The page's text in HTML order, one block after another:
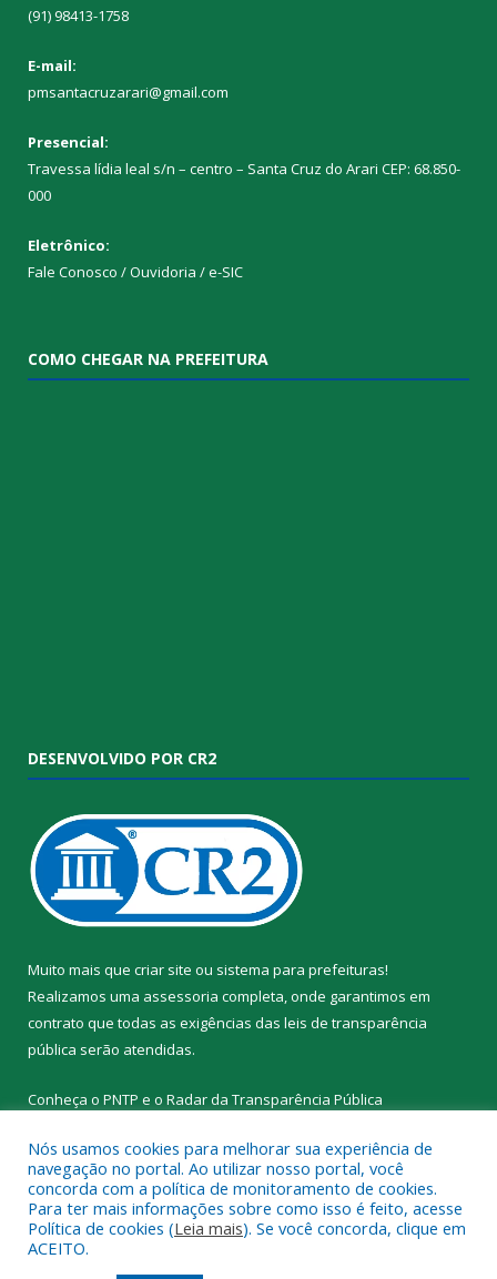
(91) 98413-1758
E-mail:
pmsantacruzarari@gmail.com
Presencial:
Travessa lídia leal s/n – centro – Santa Cruz do Arari CEP: 68.850-
000
Eletrônico:
Fale Conosco / Ouvidoria / e-SIC
COMO CHEGAR NA PREFEITURA
DESENVOLVIDO POR CR2
Muito mais que criar site ou sistema para prefeituras!
Realizamos uma assessoria completa, onde garantimos em
contrato que todas as exigências das leis de transparência
pública serão atendidas.
Conheça o PNTP e o Radar da Transparência Pública
Todos os direitos reservados a Prefeitura Municipal de Santa
Cruz do Arari.
Nós usamos cookies para melhorar sua experiência de
navegação no portal. Ao utilizar nosso portal, você
concorda com a política de monitoramento de cookies.
Para ter mais informações sobre como isso é feito, acesse
Política de cookies (Leia mais). Se você concorda, clique em
ACEITO.